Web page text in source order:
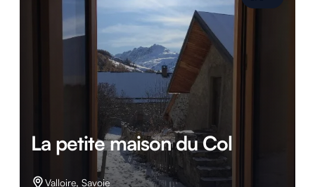
La petite maison du Col
Valloire, Savoie